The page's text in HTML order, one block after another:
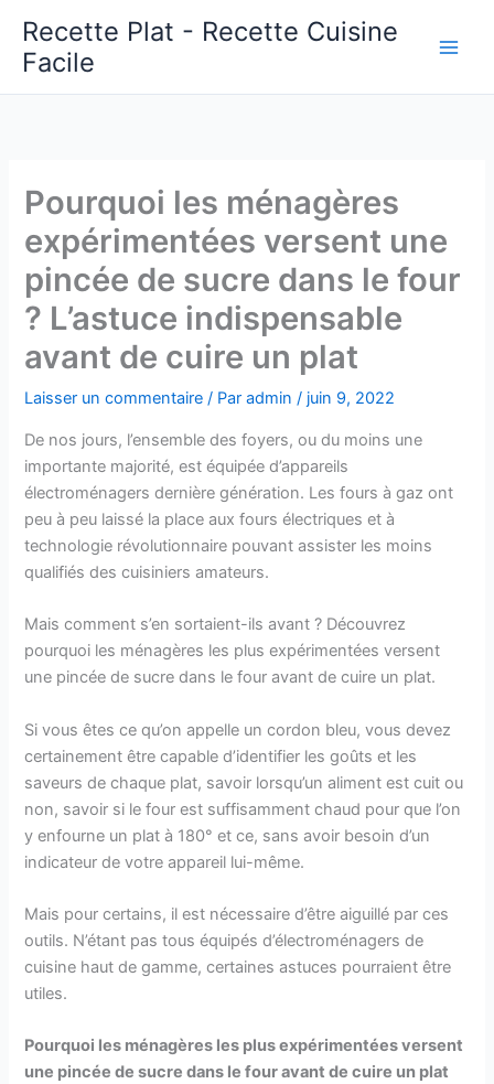
contenu
Recette Plat - Recette Cuisine
Facile
Pourquoi les ménagères
expérimentées versent une
pincée de sucre dans le four
? L’astuce indispensable
avant de cuire un plat
Laisser un commentaire / Paradmin/ juin 9, 2022
De nos jours, l’ensemble des foyers, ou du moins une
importante majorité, est équipée d’appareils
électroménagers dernière génération. Les fours à gaz ont
peu à peu laissé la place aux fours électriques et à
technologie révolutionnaire pouvant assister les moins
qualifiés des cuisiniers amateurs.
Mais comment s’en sortaient-ils avant ? Découvrez
pourquoi les ménagères les plus expérimentées versent
une pincée de sucre dans le four avant de cuire un plat.
Si vous êtes ce qu’on appelle un cordon bleu, vous devez
certainement être capable d’identifier les goûts et les
saveurs de chaque plat, savoir lorsqu’un aliment est cuit ou
non, savoir si le four est suffisamment chaud pour que l’on
y enfourne un plat à 180° et ce, sans avoir besoin d’un
indicateur de votre appareil lui-même.
Mais pour certains, il est nécessaire d’être aiguillé par ces
outils. N’étant pas tous équipés d’électroménagers de
cuisine haut de gamme, certaines astuces pourraient être
utiles.
Pourquoi les ménagères les plus expérimentées versent
une pincée de sucre dans le four avant de cuire un plat